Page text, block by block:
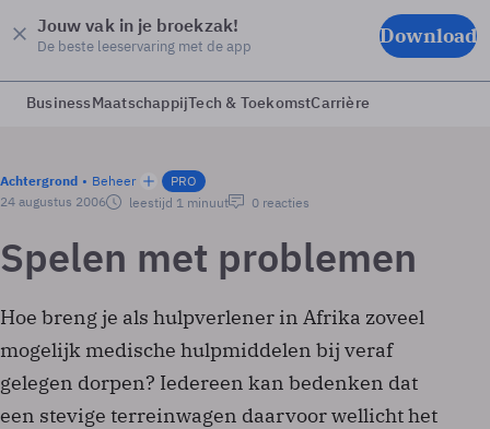
Jouw vak in je broekzak!
De beste leeservaring met de app Download
BusinessMaatschappijTech & ToekomstCarrière
Achtergrond Beheer
PRO
24 augustus 2006
leestijd 1 minuut 0 reacties
Spelen met problemen
Hoe breng je als hulpverlener in Afrika zoveel
mogelijk medische hulpmiddelen bij veraf
gelegen dorpen? Iedereen kan bedenken dat
een stevige terreinwagen daarvoor wellicht het